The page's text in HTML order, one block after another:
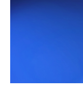
Mein Konto